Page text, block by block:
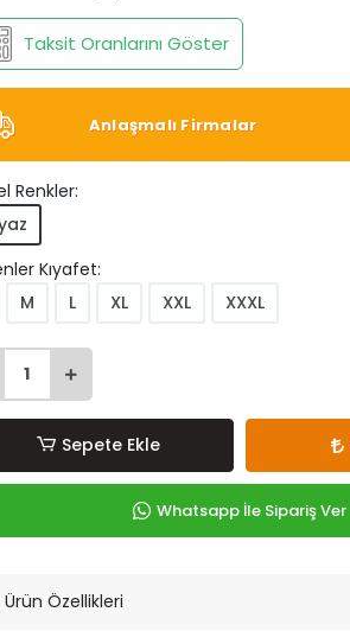
Taksit Oranlarını Göster
Anlaşmalı Firmalar
Renkler:
Kıyafet:
M L XL XXL XXXL
Sepete Ekle
Whatsapp İle Sipariş Ver
Ürün Özellikleri